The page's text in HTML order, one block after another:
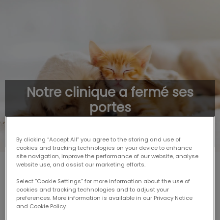
Notre clinique a fermé ses
portes
Centrale de Sherbrooke
NOUS AVONS FERMÉ NOS PORTES
By clicking “Accept All” you agree to the storing and use of
cookies and tracking technologies on your device to enhance
site navigation, improve the performance of our website, analyse
website use, and assist our marketing efforts.
Select “Cookie Settings” for more information about the use of
cookies and tracking technologies and to adjust your
preferences. More information is available in our Privacy Notice
and Cookie Policy.